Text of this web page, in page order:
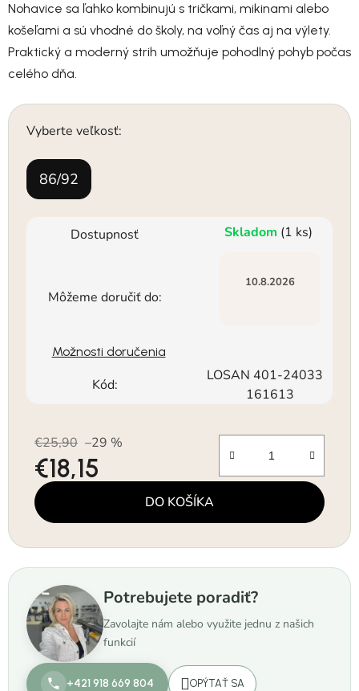
Nohavice sa ľahko kombinujú s tričkami, mikinami alebo
košeľami a sú vhodné do školy, na voľný čas aj na výlety.
Praktický a moderný strih umožňuje pohodlný pohyb počas
celého dňa.
Vyberte veľkosť:
86/92
Dostupnosť Skladom (1 ks)
Môžeme doručiť do:
10.8.2026
Možnosti doručenia
Kód:
LOSAN 401-24033
161613
€25,90 –29 %
€18,15
Jednotková cena: DO KOŠÍKA
Potrebujete poradiť?
Zavolajte nám alebo využite jednu z našich
funkcií
+421 918 669 804 OPÝTAŤ SA